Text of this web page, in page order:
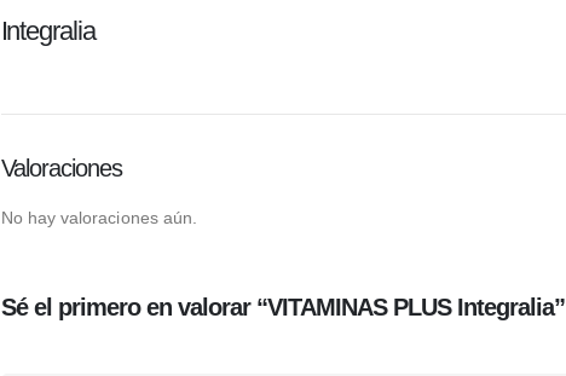
Integralia
Valoraciones
No hay valoraciones aún.
Sé el primero en valorar “VITAMINAS PLUS Integralia”